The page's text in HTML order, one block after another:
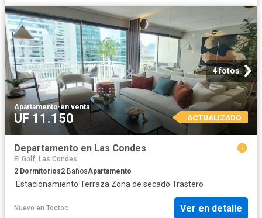
4 fotos
Apartamento·en venta
UF 11.150 ACTUALIZADO
Departamento en Las Condes
El Golf, Las Condes
2 Dormitorios2 BañosApartamento
·Estacionamiento·Terraza·Zona de secado·Trastero
Nuevo en Toctoc Ver en detalle